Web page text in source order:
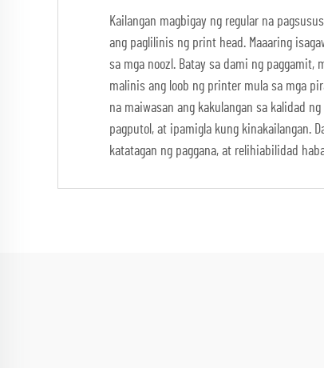
Kailangan magbigay ng regular na
ang paglilinis ng print head. Maaaring
sa mga noozl. Batay sa dami ng paggamit,
malinis ang loob ng printer mula sa mga
na maiwasan ang kakulangan sa kalidad
pagputol, at ipamigla kung kinakailangan.
katatagan ng paggana, at relihiabilidad